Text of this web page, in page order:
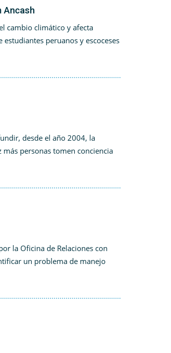
cambio climático y afecta
peruanos y escoceses
desde el año 2004, la
personas tomen conciencia
la Oficina de Relaciones con
un problema de manejo